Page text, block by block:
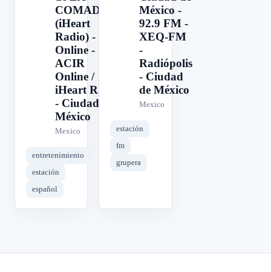
COMADRE
(iHeart
Radio) -
Online -
ACIR
Online /
iHeart Radio
- Ciudad de
México
Mexico
entretenimiento
estación
español
México -
92.9 FM -
XEQ-FM
-
Radiópolis
- Ciudad
de México
Mexico
estación
fm
grupera